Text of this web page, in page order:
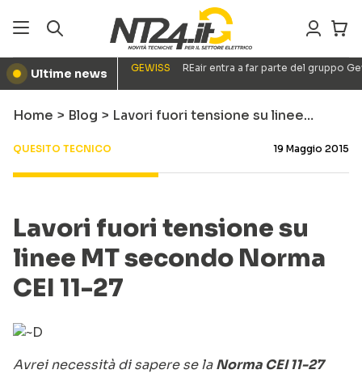
● Ultime news GEWISS REair entra a far parte del gruppo
Home > Blog > Lavori fuori tensione su linee…
QUESITO TECNICO 19 Maggio 2015
Lavori fuori tensione su
linee MT secondo Norma
CEI 11-27
Avrei necessità di sapere se laNorma CEI 11-27